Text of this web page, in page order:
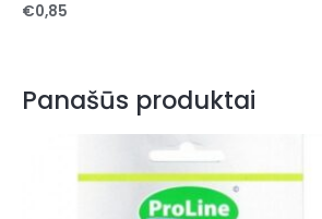
€0,85
Panašūs produktai